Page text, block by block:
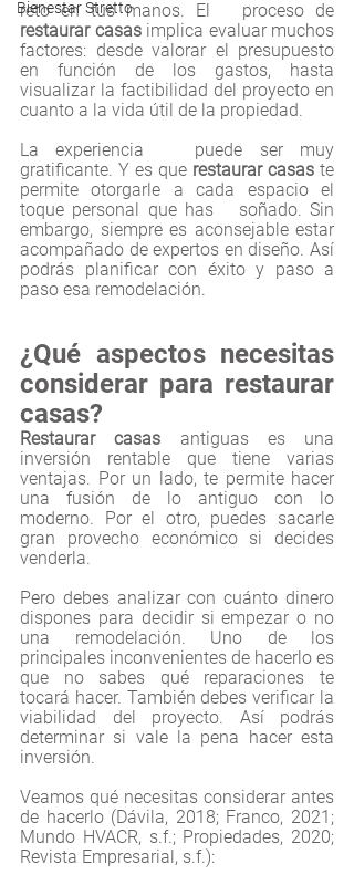
Bienestar Stretto
restaurar casas implica evaluar muchos
factores: desde valorar el presupuesto
en función de los gastos, hasta
visualizar la factibilidad del proyecto en
cuanto a la vida útil de la propiedad.
La experiencia   puede ser muy
gratificante. Y es que restaurar casas te
permite otorgarle a cada espacio el
toque personal que has   soñado. Sin
embargo, siempre es aconsejable estar
acompañado de expertos en diseño. Así
podrás planificar con éxito y paso a
paso esa remodelación.
¿Qué aspectos necesitas
considerar para restaurar
casas?
Restaurar casas antiguas es una
inversión rentable que tiene varias
ventajas. Por un lado, te permite hacer
una fusión de lo antiguo con lo
moderno. Por el otro, puedes sacarle
gran provecho económico si decides
venderla.
Pero debes analizar con cuánto dinero
dispones para decidir si empezar o no
una remodelación. Uno de los
principales inconvenientes de hacerlo es
que no sabes qué reparaciones te
tocará hacer. También debes verificar la
viabilidad del proyecto. Así podrás
determinar si vale la pena hacer esta
inversión.
Veamos qué necesitas considerar antes
Mundo HVACR, s.f.; Propiedades, 2020;
Revista Empresarial, s.f.):